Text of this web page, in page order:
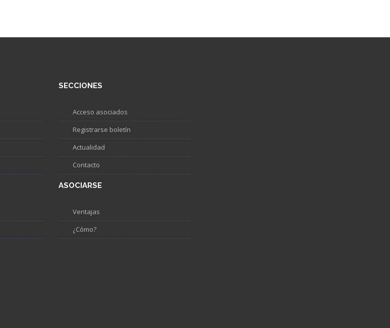
SECCIONES
Acceso asociados
Registrarse boletín
Actualidad
Contacto
ASOCIARSE
Ventajas
¿Cómo?